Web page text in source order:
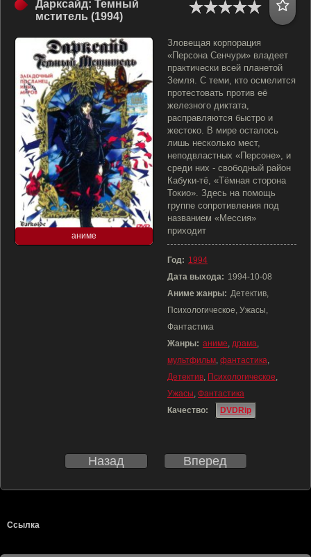
Дарксайд: Темный
мститель (1994)
аниме
Зловещая корпорация
«Персона Сенчури» владеет
практически всей планетой
Земля. С теми, кто осмелится
протестовать против её
железного диктата,
расправляются быстро и
жестоко. В мире осталось
лишь несколько мест,
неподвластных «Персоне», и
среди них - свободный район
Кабуки-тё, «Тёмная сторона
Токио». Здесь на помощь
группе сопротивления под
названием «Мессия»
приходит
Год: 1994
Дата выхода: 1994-10-08
Аниме жанры: Детектив,
Психологическое, Ужасы,
Фантастика
Жанры: аниме, драма,
мультфильм, фантастика,
Детектив, Психологическое,
Ужасы, Фантастика
Качество:
DVDRip
Назад Вперед
Ссылка